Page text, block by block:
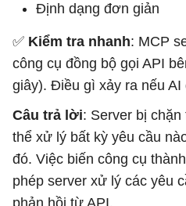
Định dạng đơn giản
✅ Kiểm tra nhanh: MCP
công cụ đồng bộ gọi API
giây). Điều gì xảy ra nếu AI
Câu trả lời: Server bị
thể xử lý bất kỳ yêu cầu
đó. Việc biến công cụ
phép server xử lý các yêu
phản hồi từ API.